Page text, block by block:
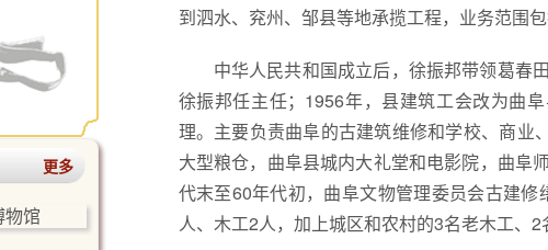
更多
到泗水、兖州、邹县等地承揽工程，业务范围
中华人民共和国成立后，徐振邦带领葛春
徐振邦任主任；1956年，县建筑工会改为曲
理。主要负责曲阜的古建筑维修和学校、商业
大型粮仓，曲阜县城内大礼堂和电影院，曲阜
代末至60年代初，曲阜文物管理委员会古建
人、木工2人，加上城区和农村的3名老木工、2